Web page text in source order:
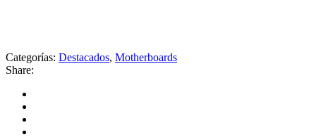
Categorías: Destacados, Motherboards
Share: